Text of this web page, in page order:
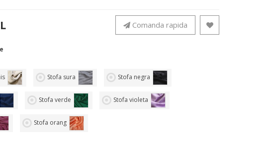
Comanda rapida
Stofa sura Stofa negra
Stofa verde Stofa violeta
Stofa orang